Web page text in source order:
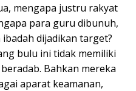
mengapa justru rakyat
para guru dibunuh,
dijadikan target?
bulu ini tidak memiliki
Bahkan mereka
aparat keamanan,